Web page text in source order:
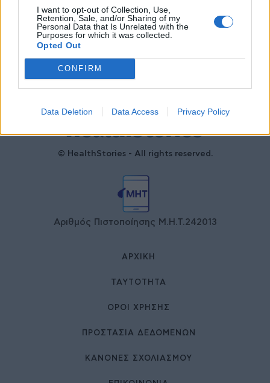
I want to opt-out of Collection, Use,
Retention, Sale, and/or Sharing of my
Personal Data that Is Unrelated with the
Purposes for which it was collected.
Opted Out
CONFIRM
Data Deletion Data Access Privacy Policy
ιδιωτικού τομέα
27 Φεβρουαρίου 2026
© HealthStories - All rights reserved.
Αριθμός Πιστοποίησης Μ.Η.Τ.242013
ΑΡΧΙΚΉ
ΤΑΥΤΌΤΗΤΑ
ΌΡΟΙ ΧΡΉΣΗΣ
ΠΡΟΣΤΑΣΙΑ ΔΕΔΟΜΕΝΩΝ
ΚΑΝΟΝΕΣ ΣΧΟΛΙΑΣΜΟΥ